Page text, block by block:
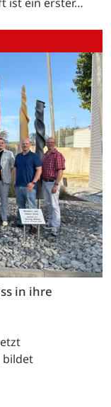
in ihre
bildet